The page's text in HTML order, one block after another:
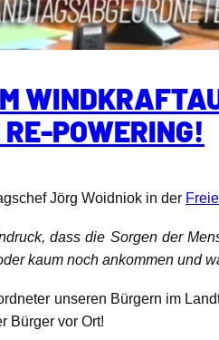
POWERING!
Jörg Woidniok in der
dass die Sorgen der
kaum noch ankommen und
unseren Bürgern im
Bürger vor Ort!